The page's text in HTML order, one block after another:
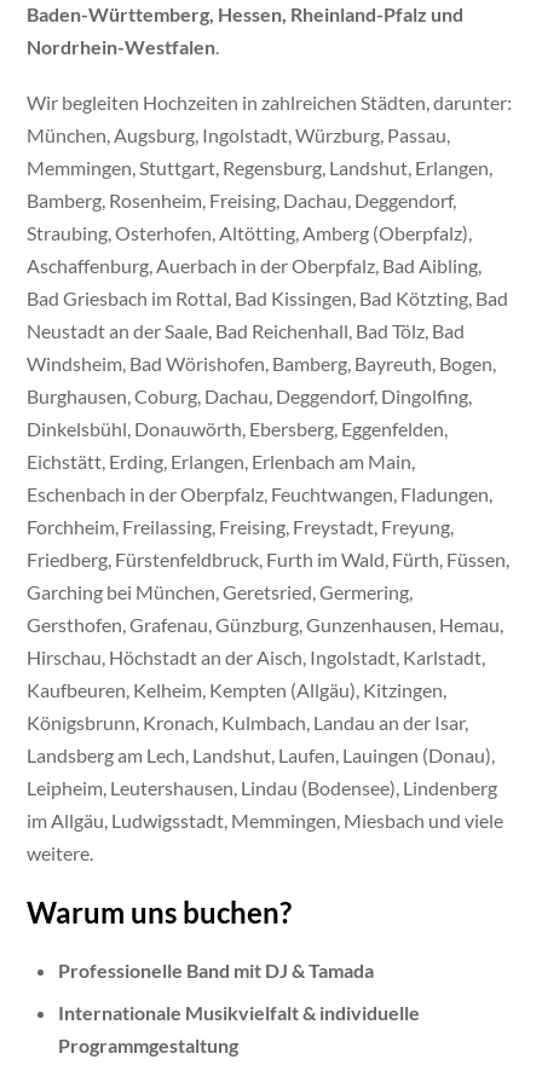
Baden-Württemberg, Hessen, Rheinland-Pfalz und
Nordrhein-Westfalen.
Wir begleiten Hochzeiten in zahlreichen Städten, darunter:
München, Augsburg, Ingolstadt, Würzburg, Passau,
Memmingen, Stuttgart, Regensburg, Landshut, Erlangen,
Bamberg, Rosenheim, Freising, Dachau, Deggendorf,
Straubing, Osterhofen, Altötting, Amberg (Oberpfalz),
Aschaffenburg, Auerbach in der Oberpfalz, Bad Aibling,
Bad Griesbach im Rottal, Bad Kissingen, Bad Kötzting, Bad
Neustadt an der Saale, Bad Reichenhall, Bad Tölz, Bad
Windsheim, Bad Wörishofen, Bamberg, Bayreuth, Bogen,
Burghausen, Coburg, Dachau, Deggendorf, Dingolfing,
Dinkelsbühl, Donauwörth, Ebersberg, Eggenfelden,
Eichstätt, Erding, Erlangen, Erlenbach am Main,
Eschenbach in der Oberpfalz, Feuchtwangen, Fladungen,
Forchheim, Freilassing, Freising, Freystadt, Freyung,
Friedberg, Fürstenfeldbruck, Furth im Wald, Fürth, Füssen,
Garching bei München, Geretsried, Germering,
Gersthofen, Grafenau, Günzburg, Gunzenhausen, Hemau,
Hirschau, Höchstadt an der Aisch, Ingolstadt, Karlstadt,
Kaufbeuren, Kelheim, Kempten (Allgäu), Kitzingen,
Königsbrunn, Kronach, Kulmbach, Landau an der Isar,
Landsberg am Lech, Landshut, Laufen, Lauingen (Donau),
Leipheim, Leutershausen, Lindau (Bodensee), Lindenberg
im Allgäu, Ludwigsstadt, Memmingen, Miesbach und viele
weitere.
Warum uns buchen?
Professionelle Band mit DJ & Tamada
Internationale Musikvielfalt & individuelle
Programmgestaltung